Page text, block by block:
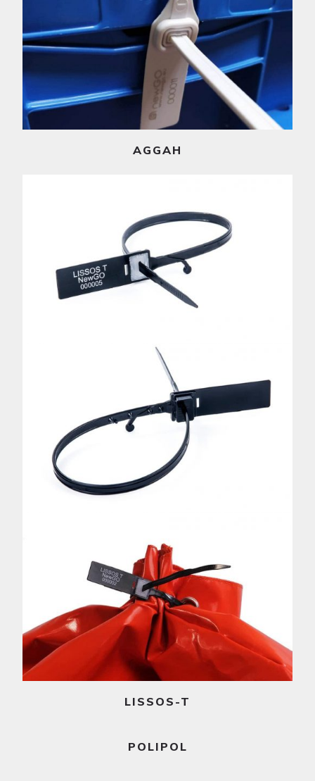
Ler mais
AGGAH
Ler mais
LISSOS-T
Ler mais
POLIPOL